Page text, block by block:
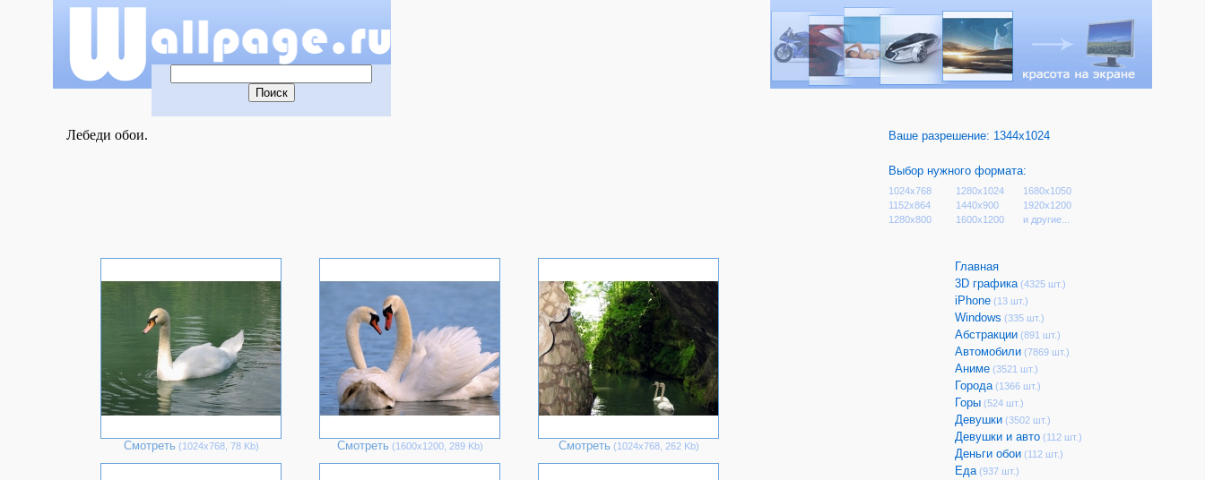
Лебеди обои. Ваше разрешение: 1344x1024
Выбор нужного формата:
1024x768 1280x1024
1680x1050
1152x864
1440x900
1920x1200
1280x800
1600x1200 и другие...
Смотреть (1024х768, 78 Kb) Смотреть (1600х1200, 289 Kb) Смотреть (1024х768, 262 Kb)
Главная
3D графика (4325 шт.)
iPhone (13 шт.)
Windows (335 шт.)
Абстракции (891 шт.)
Автомобили (7869 шт.)
Аниме (3521 шт.)
Города (1366 шт.)
Горы (524 шт.)
Девушки (3502 шт.)
Девушки и авто (112 шт.)
Деньги обои (112 шт.)
Еда (937 шт.)